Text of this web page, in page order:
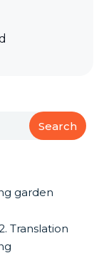
Search
garden
Translation